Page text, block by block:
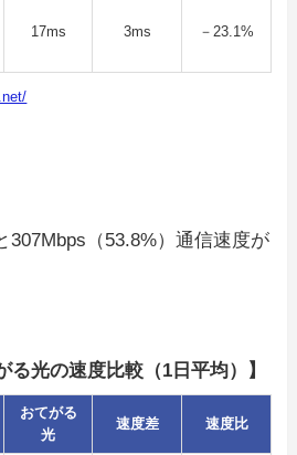
17ms 3ms －23.1%
307Mbps（53.8%）通信速度が
る光の速度比較（1日平均）】
おてがる
光
速度差 速度比